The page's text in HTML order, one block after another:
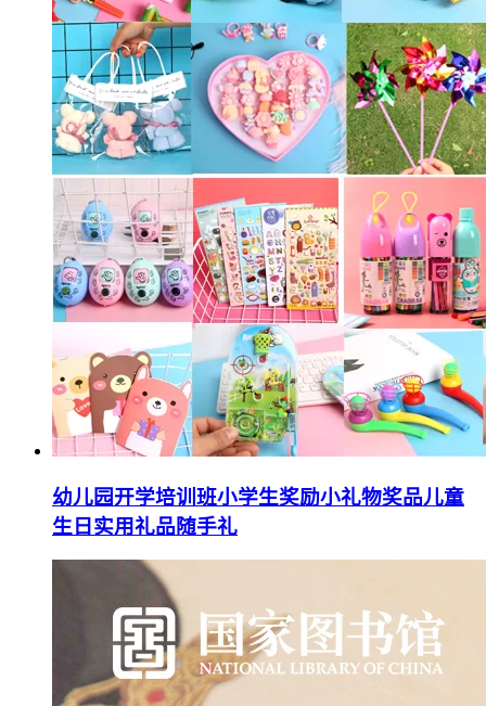
幼儿园开学培训班小学生奖励小礼物奖品儿童
生日实用礼品随手礼